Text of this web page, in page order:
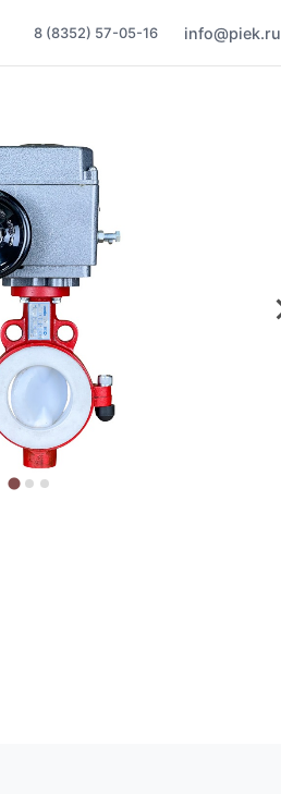
8 (8352) 57-05-16 info@piek.ru